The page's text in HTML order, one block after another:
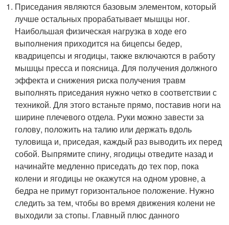
Приседания являются базовым элементом, который
лучше остальных прорабатывает мышцы ног.
Наибольшая физическая нагрузка в ходе его
выполнения приходится на бицепсы бедер,
квадрицепсы и ягодицы, также включаются в работу
мышцы пресса и поясница. Для получения должного
эффекта и снижения риска получения травм
выполнять приседания нужно четко в соответствии с
техникой. Для этого встаньте прямо, поставив ноги на
ширине плечевого отдела. Руки можно завести за
голову, положить на талию или держать вдоль
туловища и, приседая, каждый раз выводить их перед
собой. Выпрямите спину, ягодицы отведите назад и
начинайте медленно приседать до тех пор, пока
колени и ягодицы не окажутся на одном уровне, а
бедра не примут горизонтальное положение. Нужно
следить за тем, чтобы во время движения колени не
выходили за стопы. Главный плюс данного